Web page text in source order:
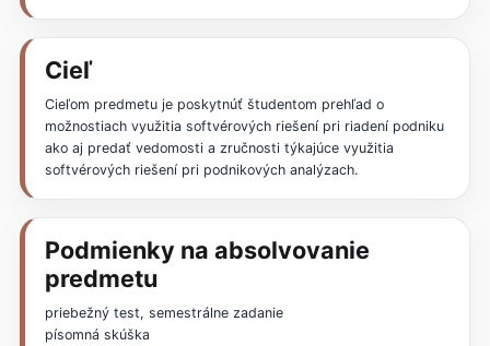
Cieľ
Cieľom predmetu je poskytnúť študentom prehľad o
možnostiach využitia softvérových riešení pri riadení podniku
ako aj predať vedomosti a zručnosti týkajúce využitia
softvérových riešení pri podnikových analýzach.
Podmienky na absolvovanie
predmetu
priebežný test, semestrálne zadanie
písomná skúška